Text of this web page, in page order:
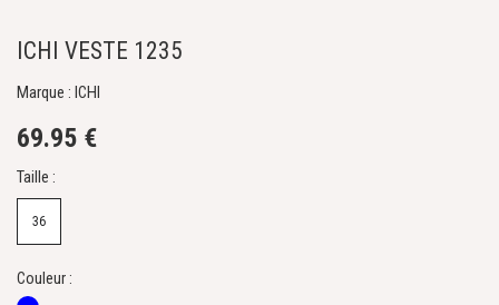
ICHI VESTE 1235
Marque : ICHI
69.95 €
Taille :
36
Couleur :